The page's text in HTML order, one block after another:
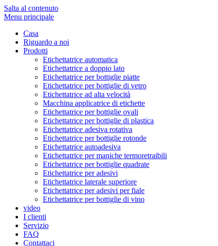
Salta al contenuto
Menu principale
Casa
Riguardo a noi
Prodotti
Etichettatrice automatica
Etichettatrice a doppio lato
Etichettatrice per bottiglie piatte
Etichettatrice per bottiglie di vetro
Etichettatrice ad alta velocità
Macchina applicatrice di etichette
Etichettatrice per bottiglie ovali
Etichettatrice per bottiglie di plastica
Etichettatrice adesiva rotativa
Etichettatrice per bottiglie rotonde
Etichettatrice autoadesiva
Etichettatrice per maniche termoretraibili
Etichettatrice per bottiglie quadrate
Etichettatrice per adesivi
Etichettatrice laterale superiore
Etichettatrice per adesivi per fiale
Etichettatrice per bottiglie di vino
video
I clienti
Servizio
FAQ
Contattaci